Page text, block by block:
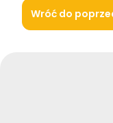
Wróć do